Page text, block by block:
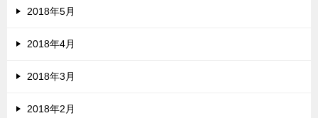
2018年5月
2018年4月
2018年3月
2018年2月